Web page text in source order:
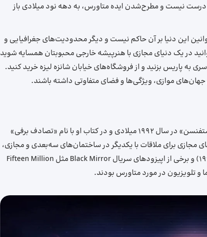
نیست و مطرح‌شدن ایده متاورس، به دهه نود میلادی باز
این دنیا بر آن حاکم نیست و دیگر محدودیت‌های جغرافیایی و
در یک دنیای مجازی با هنرپیشه خارجی محبوبتان همسایه شوید
به پاریس بزنید و از فروشگاه‌های خیابان شانزه لیزه خرید کنید.
موازی، ویژگی‌ها و فضای متفاوتی داشته باشند.
اصطلاح متاورس، نخستین بار توسط نویسنده‌ای به نام «نیل استفنسن» در سال 1992 میلادی و در کتاب او با نام «تصادف برفی»
مجازی برای ملاقات با یکدیگر در ساختمان‌های سه‌بعدی و مجازی،
استفاده می‌کنند. فیلم‌هایی مثل ExistenZ دیوید کراننبرگ (1999) و برخی از اپیزودهای سریال Black Mirror مثل Fifteen Million